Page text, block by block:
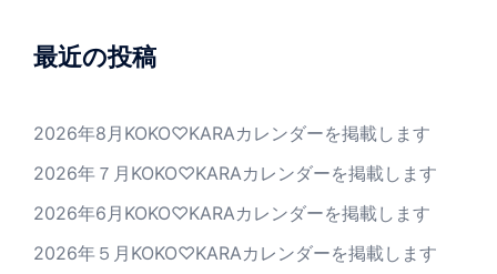
最近の投稿
2026年8月KOKO♡KARAカレンダーを掲載します
2026年７月KOKO♡KARAカレンダーを掲載します
2026年6月KOKO♡KARAカレンダーを掲載します
2026年５月KOKO♡KARAカレンダーを掲載します